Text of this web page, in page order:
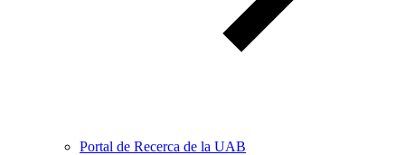
Portal de Recerca de la UAB